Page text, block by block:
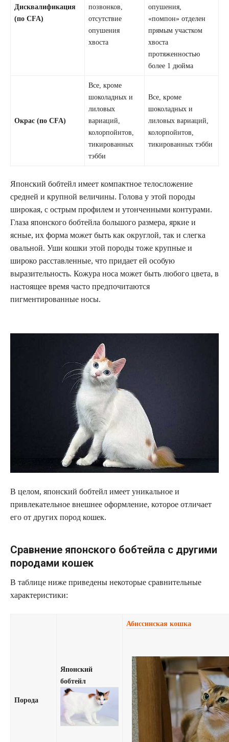
Дисквалификация
(по CFA)
позвонков,
отсутствие
опушения
хвоста
опушения,
«помпон» отделен
прямым участком
хвоста
протяженностью
более 1 дюйма
Окрас (по CFA)
Все, кроме
шоколадных и
лиловых
вариаций,
колорпойнтов,
тикированных
тэбби
Все, кроме
шоколадных и
лиловых вариаций,
колорпойнтов,
тикированных тэбби
Японский бобтейл имеет компактное телосложение
средней и крупной величины. Голова у этой породы
широкая, с острым профилем и утонченными контурами.
Глаза японского бобтейла большого размера, яркие и
ясные, их форма может быть как округлой, так и слегка
овальной. Уши кошки этой породы тоже крупные и
широко расставленные, что придает ей особую
выразительность. Кожура носа может быть любого цвета, в
настоящее время часто предпочитаются
пигментированные носы.
В целом, японский бобтейл имеет уникальное и
привлекательное внешнее оформление, которое отличает
его от других пород кошек.
Сравнение японского бобтейла с другими
породами кошек
В таблице ниже приведены некоторые сравнительные
характеристики:
Порода
Японский
бобтейл
Абиссинская кошка